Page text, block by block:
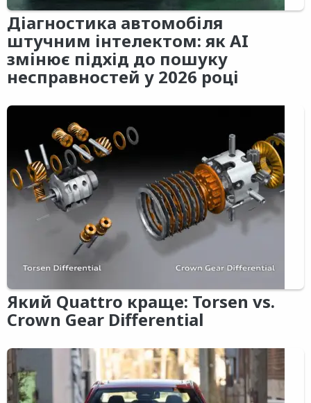
Діагностика автомобіля
штучним інтелектом: як AI
змінює підхід до пошуку
несправностей у 2026 році
Який Quattro краще: Torsen vs.
Crown Gear Differential